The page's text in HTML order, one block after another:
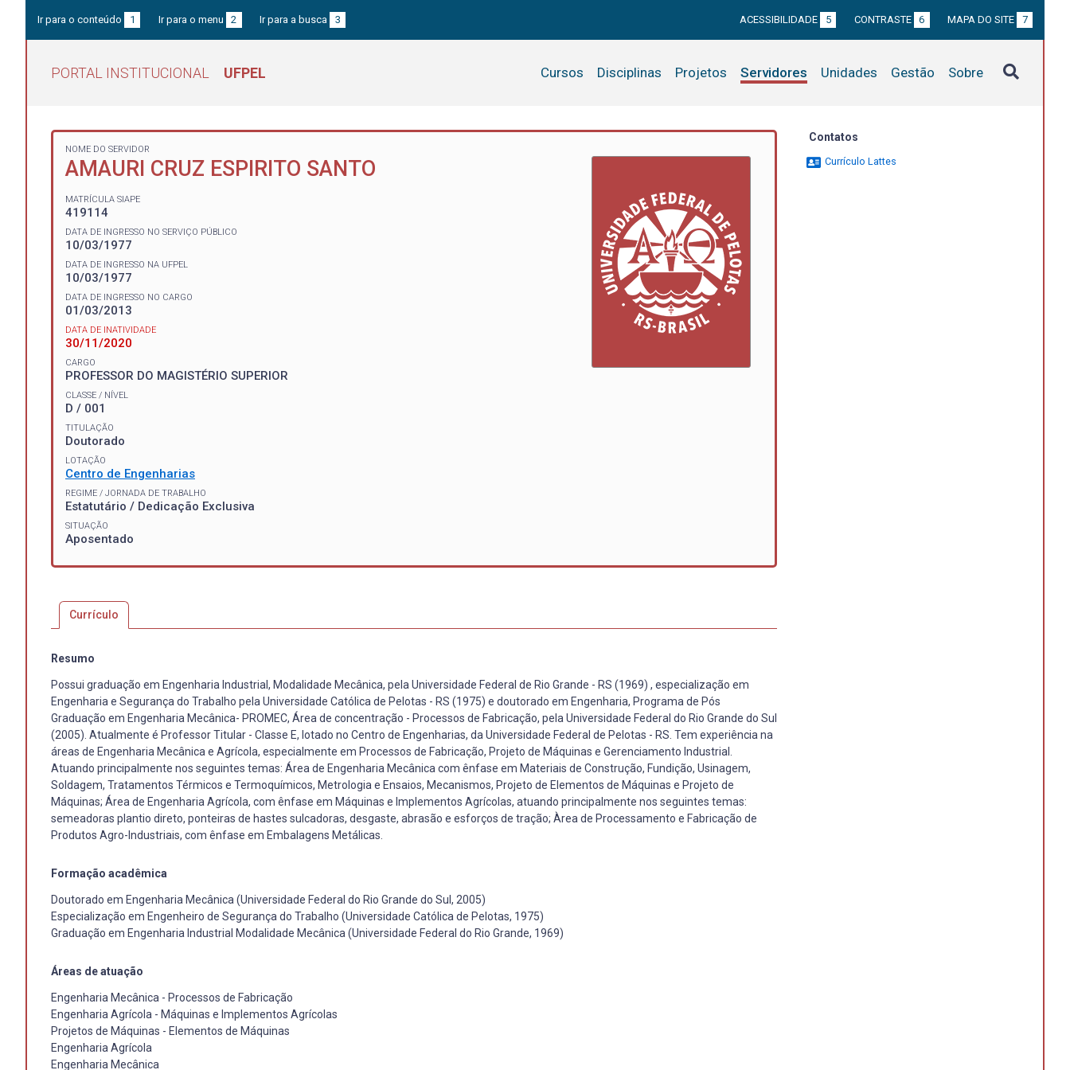
Ir para o conteúdo 1 Ir para o menu 2 Ir para a busca 3 ACESSIBILIDADE 5 CONTRASTE 6 MAPA DO SITE 7
PORTAL INSTITUCIONAL UFPEL Cursos Disciplinas Projetos Servidores Unidades Gestão Sobre
NOME DO SERVIDOR
AMAURI CRUZ ESPIRITO SANTO
MATRÍCULA SIAPE
419114
DATA DE INGRESSO NO SERVIÇO PÚBLICO
10/03/1977
DATA DE INGRESSO NA UFPEL
10/03/1977
DATA DE INGRESSO NO CARGO
01/03/2013
DATA DE INATIVIDADE
30/11/2020
CARGO
PROFESSOR DO MAGISTÉRIO SUPERIOR
CLASSE / NÍVEL
D / 001
TITULAÇÃO
Doutorado
LOTAÇÃO
Centro de Engenharias
REGIME / JORNADA DE TRABALHO
Estatutário / Dedicação Exclusiva
SITUAÇÃO
Aposentado
Currículo
Resumo
Possui graduação em Engenharia Industrial, Modalidade Mecânica, pela Universidade Federal de Rio Grande - RS (1969) , especialização em
Engenharia e Segurança do Trabalho pela Universidade Católica de Pelotas - RS (1975) e doutorado em Engenharia, Programa de Pós
Graduação em Engenharia Mecânica- PROMEC, Área de concentração - Processos de Fabricação, pela Universidade Federal do Rio Grande do Sul
(2005). Atualmente é Professor Titular - Classe E, lotado no Centro de Engenharias, da Universidade Federal de Pelotas - RS. Tem experiência na
áreas de Engenharia Mecânica e Agrícola, especialmente em Processos de Fabricação, Projeto de Máquinas e Gerenciamento Industrial.
Atuando principalmente nos seguintes temas: Área de Engenharia Mecânica com ênfase em Materiais de Construção, Fundição, Usinagem,
Soldagem, Tratamentos Térmicos e Termoquímicos, Metrologia e Ensaios, Mecanismos, Projeto de Elementos de Máquinas e Projeto de
Máquinas; Área de Engenharia Agrícola, com ênfase em Máquinas e Implementos Agrícolas, atuando principalmente nos seguintes temas:
semeadoras plantio direto, ponteiras de hastes sulcadoras, desgaste, abrasão e esforços de tração; Àrea de Processamento e Fabricação de
Produtos Agro-Industriais, com ênfase em Embalagens Metálicas.
Formação acadêmica
Doutorado em Engenharia Mecânica (Universidade Federal do Rio Grande do Sul, 2005)
Especialização em Engenheiro de Segurança do Trabalho (Universidade Católica de Pelotas, 1975)
Graduação em Engenharia Industrial Modalidade Mecânica (Universidade Federal do Rio Grande, 1969)
Áreas de atuação
Engenharia Mecânica - Processos de Fabricação
Engenharia Agrícola - Máquinas e Implementos Agrícolas
Projetos de Máquinas - Elementos de Máquinas
Engenharia Agrícola
Engenharia Mecânica
Contatos
Currículo Lattes